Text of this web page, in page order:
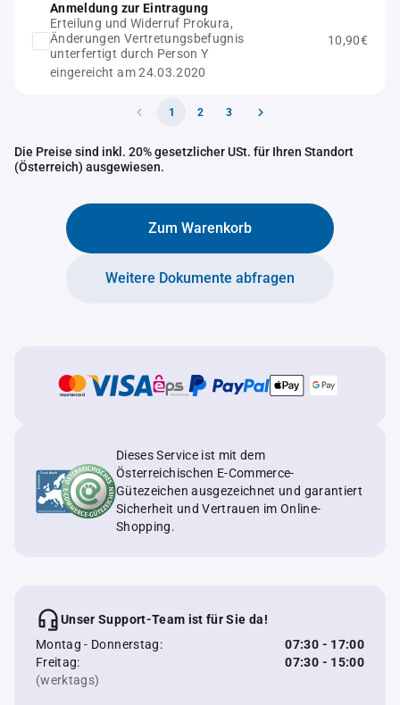
Anmeldung zur Eintragung
Erteilung und Widerruf Prokura,
Änderungen Vertretungsbefugnis
unterfertigt durch Person Y
eingereicht am 24.03.2020
10,90€
1 2 3
Die Preise sind inkl. 20% gesetzlicher USt. für Ihren Standort
(Österreich) ausgewiesen.
Zum Warenkorb
Weitere Dokumente abfragen
Dieses Service ist mit dem
Österreichischen E-Commerce-
Gütezeichen ausgezeichnet und garantiert
Sicherheit und Vertrauen im Online-
Shopping.
Unser Support-Team ist für Sie da!
Montag - Donnerstag:
07:30 - 17:00
Freitag:
07:30 - 15:00
(werktags)